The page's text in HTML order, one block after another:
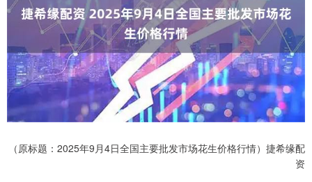
（原标题：2025年9月4日全国主要批发市场花生价格行情）捷希缘配
资